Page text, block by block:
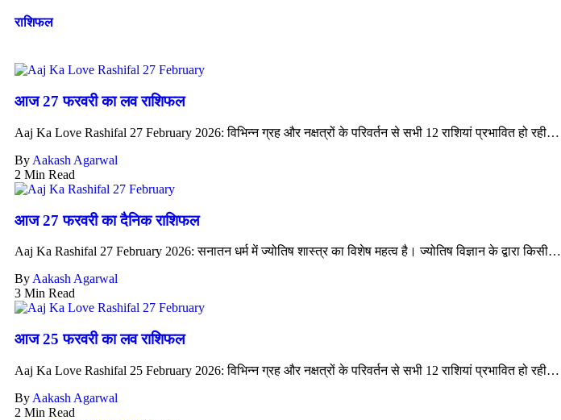
राशिफल
आज 27 फरवरी का लव राशिफल
Aaj Ka Love Rashifal 27 February 2026: विभिन्न ग्रह और नक्षत्रों के परिवर्तन से सभी 12 राशियां प्रभावित हो रही…
By Aakash Agarwal
2 Min Read
आज 27 फरवरी का दैनिक राशिफल
Aaj Ka Rashifal 27 February 2026: सनातन धर्म में ज्योतिष शास्त्र का विशेष महत्व है। ज्योतिष विज्ञान के द्वारा किसी…
By Aakash Agarwal
3 Min Read
आज 25 फरवरी का लव राशिफल
Aaj Ka Love Rashifal 25 February 2026: विभिन्न ग्रह और नक्षत्रों के परिवर्तन से सभी 12 राशियां प्रभावित हो रही…
By Aakash Agarwal
2 Min Read